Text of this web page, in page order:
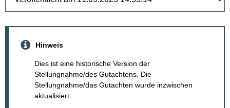
Hinweis
Dies ist eine historische Version der
Stellungnahme/des Gutachtens. Die
Stellungnahme/das Gutachten wurde inzwischen
aktualisiert.